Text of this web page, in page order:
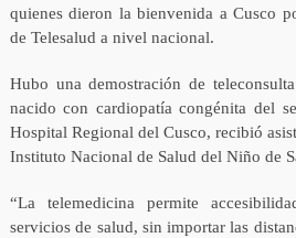
quienes dieron la bienvenida a Cusco
de Telesalud a nivel nacional.
Hubo una demostración de
nacido con cardiopatía congénita del
Hospital Regional del Cusco, recibió
Instituto Nacional de Salud del Niño de
“La telemedicina permite
servicios de salud, sin importar las